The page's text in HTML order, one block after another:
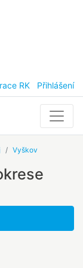
RK Přihlášení
Vyškov